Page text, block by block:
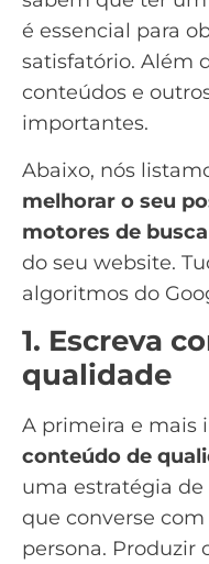
é essencial para
satisfatório. Além
conteúdos e
importantes.
Abaixo, nós
melhorar o seu
motores de busca
do seu website.
algoritmos do
1. Escreva
qualidade
A primeira e mais
conteúdo de
uma estratégia
que converse com
persona. Produzir